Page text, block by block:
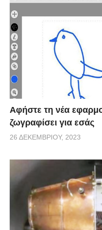
ποδηλάτης γίνεται
«πέσουν» στο
αυτοκινήτου ακόμα και
καιρικές συνθήκες…
Αφήστε τη νέα
ζωγραφίσει για εσάς
26 ΔΕΚΕΜΒΡΊΟΥ, 2023